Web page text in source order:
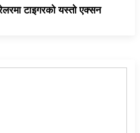
टाइगरको यस्तो एक्सन